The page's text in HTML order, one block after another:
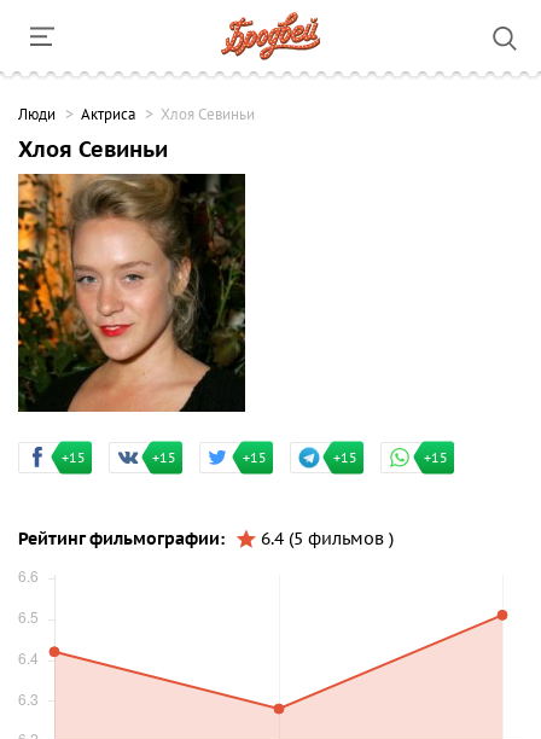
Люди Актриса Хлоя Севиньи
Хлоя Севиньи
+15 +15 +15 +15 +15
Рейтинг фильмографии: 6.4 (5 фильмов )